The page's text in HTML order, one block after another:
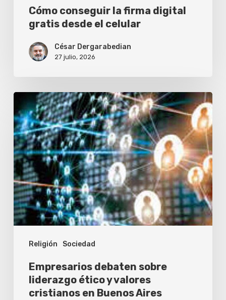
Cómo conseguir la firma digital
gratis desde el celular
César Dergarabedian
27 julio, 2026
Religión Sociedad
Empresarios
debaten
sobre
liderazgo
ético
y
valores
cristianos
en
Buenos
AiresEmpresarios debaten sobre
liderazgo ético y valores
cristianos en Buenos Aires